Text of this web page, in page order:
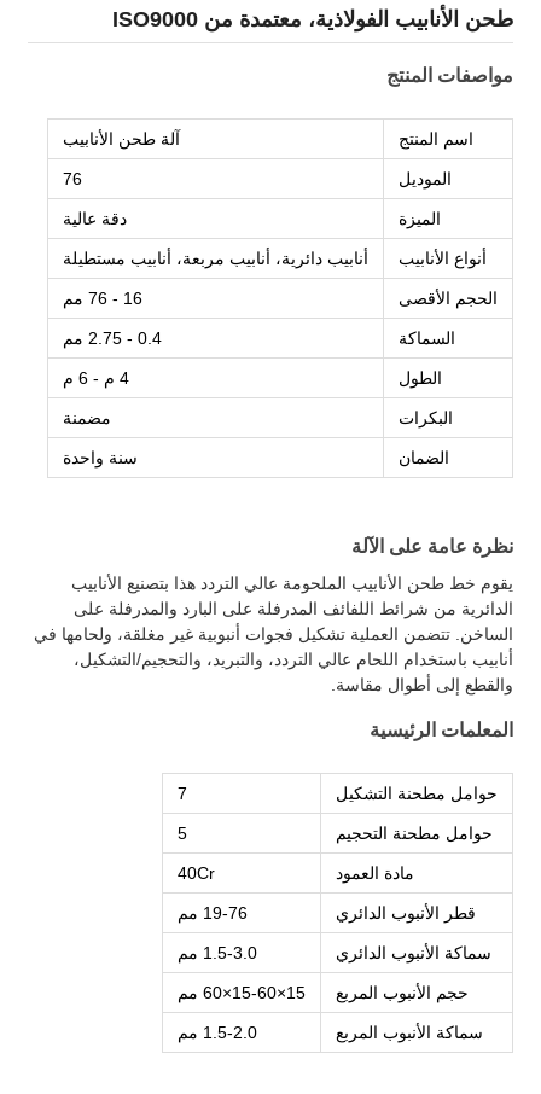
طحن الأنابيب الفولاذية، معتمدة من ISO9000
مواصفات المنتج
اسم المنتج آلة طحن الأنابيب
الموديل 76
الميزة دقة عالية
أنواع الأنابيب أنابيب دائرية، أنابيب مربعة، أنابيب مستطيلة
الحجم الأقصى 16 - 76 مم
السماكة 0.4 - 2.75 مم
الطول 4 م - 6 م
البكرات مضمنة
الضمان سنة واحدة
نظرة عامة على الآلة
يقوم خط طحن الأنابيب الملحومة عالي التردد هذا بتصنيع الأنابيب
الدائرية من شرائط اللفائف المدرفلة على البارد والمدرفلة على
الساخن. تتضمن العملية تشكيل فجوات أنبوبية غير مغلقة، ولحامها في
أنابيب باستخدام اللحام عالي التردد، والتبريد، والتحجيم/التشكيل،
والقطع إلى أطوال مقاسة.
المعلمات الرئيسية
حوامل مطحنة التشكيل 7
حوامل مطحنة التحجيم 5
مادة العمود 40Cr
قطر الأنبوب الدائري 19-76 مم
سماكة الأنبوب الدائري 1.5-3.0 مم
حجم الأنبوب المربع 15×15-60×60 مم
سماكة الأنبوب المربع 1.5-2.0 مم